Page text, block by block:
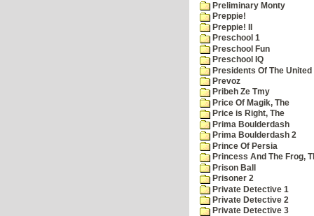
Preliminary Monty
Preppie!
Preppie! II
Preschool 1
Preschool Fun
Preschool IQ
Presidents Of The
Prevoz
Pribeh Ze Tmy
Price Of Magik, The
Price is Right, The
Prima Boulderdash
Prima Boulderdash 2
Prince Of Persia
Princess And The Frog,
Prison Ball
Prisoner 2
Private Detective 1
Private Detective 2
Private Detective 3